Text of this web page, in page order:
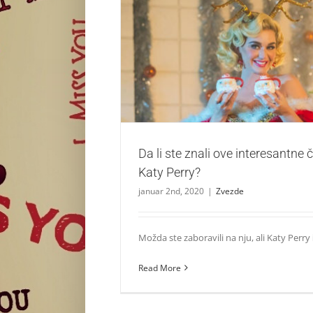
Da li ste znali ove interesantne
Zvezde
Da li ste znali ove interesantne
Katy Perry?
januar 2nd, 2020 | Zvezde
Možda ste zaboravili na nju, ali Katy Perry
Read More